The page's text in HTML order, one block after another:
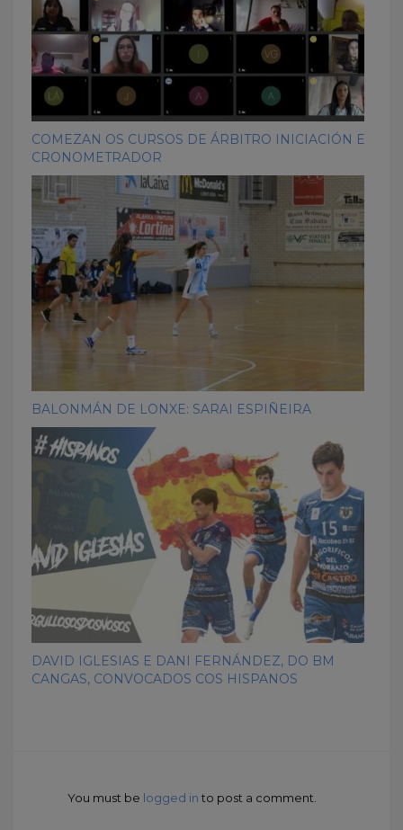
COMEZAN OS CURSOS DE ÁRBITRO INICIACIÓN E
CRONOMETRADOR
BALONMÁN DE LONXE: SARAI ESPIÑEIRA
DAVID IGLESIAS E DANI FERNÁNDEZ, DO BM
CANGAS, CONVOCADOS COS HISPANOS
You must be logged in to post a comment.